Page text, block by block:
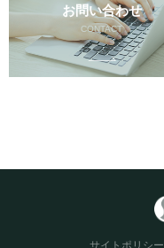
お問い合わせ
CONTACT